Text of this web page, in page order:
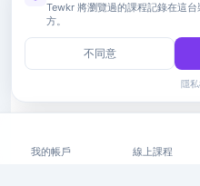
我的帳戶 線上課程
Tewkr 將瀏覽過的課程記錄在這
方。
不同意
隱